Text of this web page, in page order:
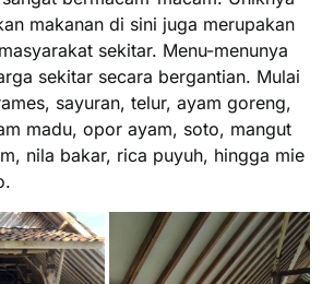
makanan di sini juga merupakan
sekitar. Menu-menunya
sekitar secara bergantian. Mulai
sayuran, telur, ayam goreng,
madu, opor ayam, soto, mangut
nila bakar, rica puyuh, hingga mie